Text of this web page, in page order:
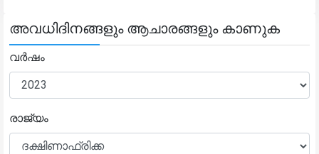
അവധിദിനങ്ങളും ആചാരങ്ങളും കാണുക
വർഷം
രാജ്യം